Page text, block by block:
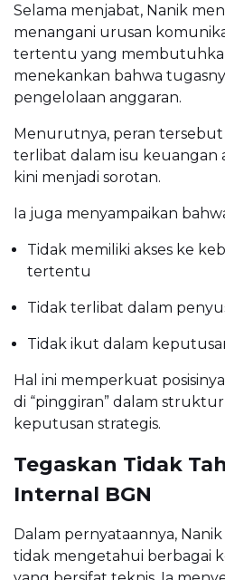
Selama menjabat, Nanik
menangani urusan
tertentu yang
menekankan bahwa
pengelolaan anggaran.
Menurutnya, peran
terlibat dalam isu keuangan
kini menjadi sorotan.
Ia juga menyampaikan
Tidak memiliki akses ke
tertentu
Tidak terlibat dalam
Tidak ikut dalam
Hal ini memperkuat
di “pinggiran” dalam
keputusan strategis.
Tegaskan Tidak
Internal BGN
Dalam pernyataannya,
tidak mengetahui berbagai